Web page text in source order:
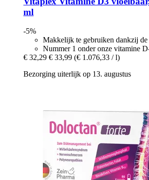
ml
-5%
Makkelijk te gebruiken dankzij de
Nummer 1 onder onze vitamine
€ 32,29 € 33,99 (€ 1.076,33 / l)
Bezorging uiterlijk op 13. augustus